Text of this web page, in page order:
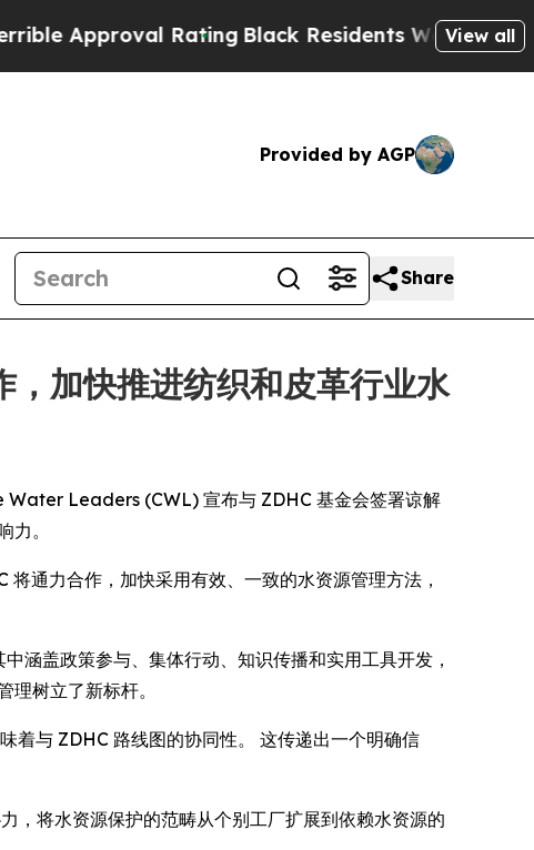
Rating Black Residents Warned ofView all
Provided by AGP
Share
加快推进纺织和皮革行业水
Leaders (CWL) 宣布与 ZDHC 基金会签署谅解
。
通力合作，加快采用有效、一致的水资源管理方法，
涵盖政策参与、集体行动、知识传播和实用工具开发，
树立了新标杆。
着与 ZDHC 路线图的协同性。 这传递出一个明确信
，将水资源保护的范畴从个别工厂扩展到依赖水资源的